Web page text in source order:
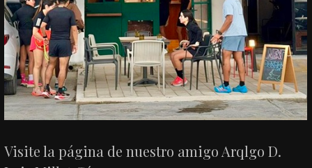
Visite la página de nuestro amigo Arqlgo D.